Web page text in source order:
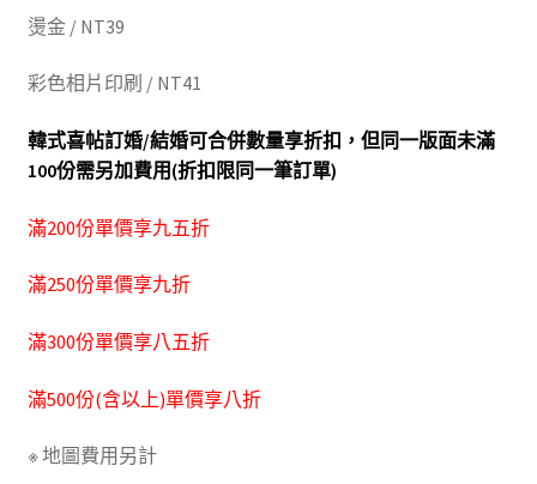
燙金 / NT39
彩色相片印刷 / NT41
韓式喜帖訂婚/結婚可合併數量享折扣，但同一版面未滿
100份需另加費用(折扣限同一筆訂單)
滿200份單價享九五折
滿250份單價享九折
滿300份單價享八五折
滿500份(含以上)單價享八折
※ 地圖費用另計